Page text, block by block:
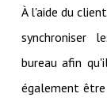
À l'aide du
synchroniser
bureau afin
également